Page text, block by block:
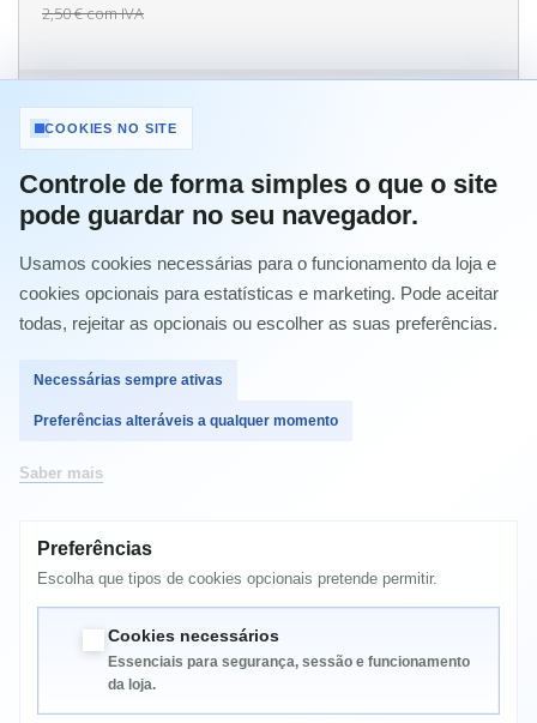
2,50 €com IVA
Comprar
MAIS INFORMAÇÃO
Epson Stylus C64 Photo Edition
Epson Stylus CX3600
Epson Stylus CX3650
COOKIES NO SITE
Controle de forma simples o que o site
pode guardar no seu navegador.
Usamos cookies necessárias para o funcionamento da loja e
cookies opcionais para estatísticas e marketing. Pode aceitar
todas, rejeitar as opcionais ou escolher as suas preferências.
Necessárias sempre ativas
Preferências alteráveis a qualquer momento
Saber mais
Preferências
Escolha que tipos de cookies opcionais pretende permitir.
Cookies necessários
Essenciais para segurança, sessão e funcionamento
da loja.